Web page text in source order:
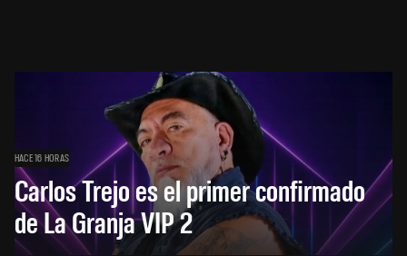
HACE 16 HORAS
Carlos Trejo es el primer confirmado
de La Granja VIP 2